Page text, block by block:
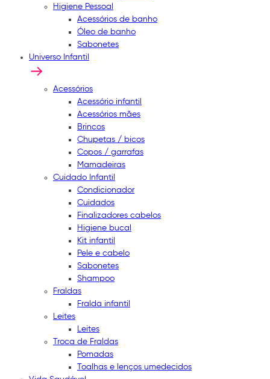
Higiene Pessoal
Acessórios de banho
Óleo de banho
Sabonetes
Universo Infantil
Acessórios
Acessório infantil
Acessórios mães
Brincos
Chupetas / bicos
Copos / garrafas
Mamadeiras
Cuidado Infantil
Condicionador
Cuidados
Finalizadores cabelos
Higiene bucal
Kit infantil
Pele e cabelo
Sabonetes
Shampoo
Fraldas
Fralda infantil
Leites
Leites
Troca de Fraldas
Pomadas
Toalhas e lenços umedecidos